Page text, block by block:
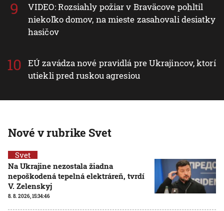
VIDEO: Rozsiahly požiar v Braväcove pohltil
niekoľko domov, na mieste zasahovali desiatky
hasičov
EÚ zavádza nové pravidlá pre Ukrajincov, ktorí
utiekli pred ruskou agresiou
Nové v rubrike Svet
Svet
Na Ukrajine nezostala žiadna
nepoškodená tepelná elektráreň, tvrdí
V. Zelenskyj
8. 8. 2026, 15:34:46